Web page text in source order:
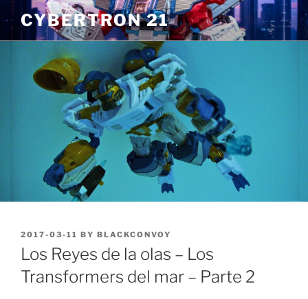
Skip
to
content
CYBERTRON 21
POSTED
ON
2017-03-11 BY BLACKCONVOY
Los Reyes de la olas – Los
Transformers del mar – Parte 2